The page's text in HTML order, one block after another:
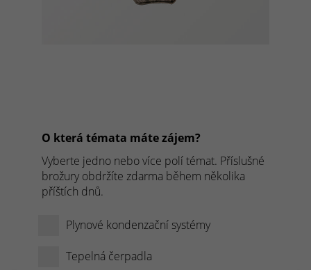
O která témata máte zájem?
Vyberte jedno nebo více polí témat. Příslušné
brožury obdržíte zdarma během několika
příštích dnů.
Plynové kondenzační systémy
Tepelná čerpadla